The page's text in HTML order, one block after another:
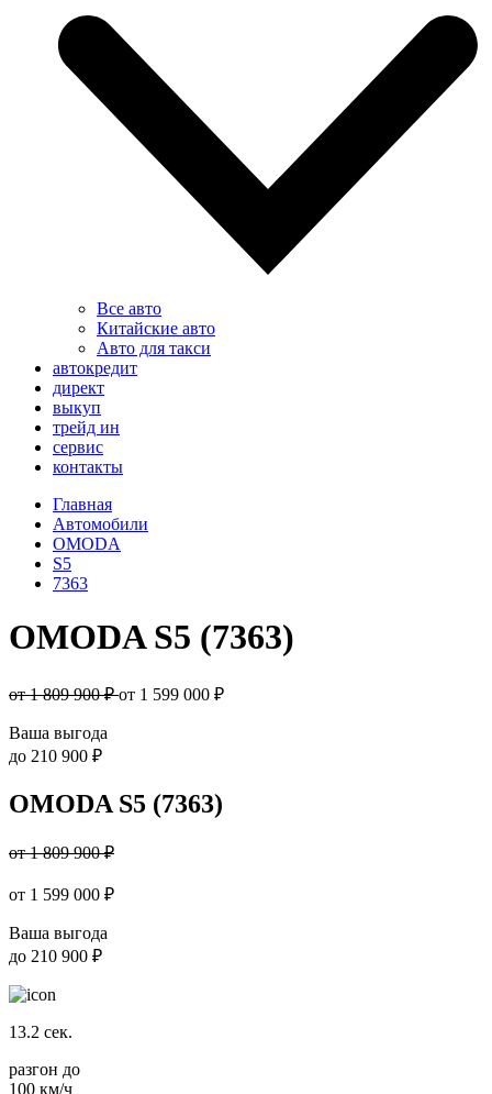
Все авто
Китайские авто
Авто для такси
автокредит
директ
выкуп
трейд ин
сервис
контакты
Главная
Автомобили
OMODA
S5
7363
OMODA S5 (7363)
от 1 809 900 ₽от 1 599 000 ₽
Ваша выгода
до 210 900 ₽
OMODA S5 (7363)
от 1 809 900 ₽
от 1 599 000 ₽
Ваша выгода
до 210 900 ₽
13.2 сек.
разгон до
100 км/ч